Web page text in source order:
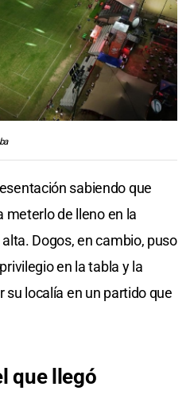
sabiendo que
meterlo de lleno en la
Dogos, en cambio, puso
en la tabla y la
localía en un partido que
que llegó